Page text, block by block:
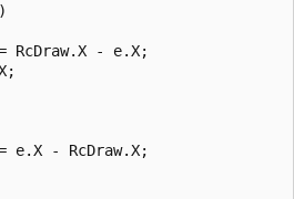
RcDraw.X - e.X;
e.X - RcDraw.X;